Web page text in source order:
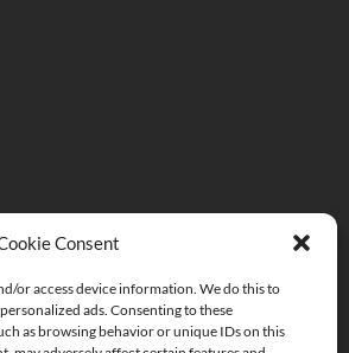
Consent
or access device information. We do this to
ads. Consenting to these
as browsing behavior or unique IDs on this